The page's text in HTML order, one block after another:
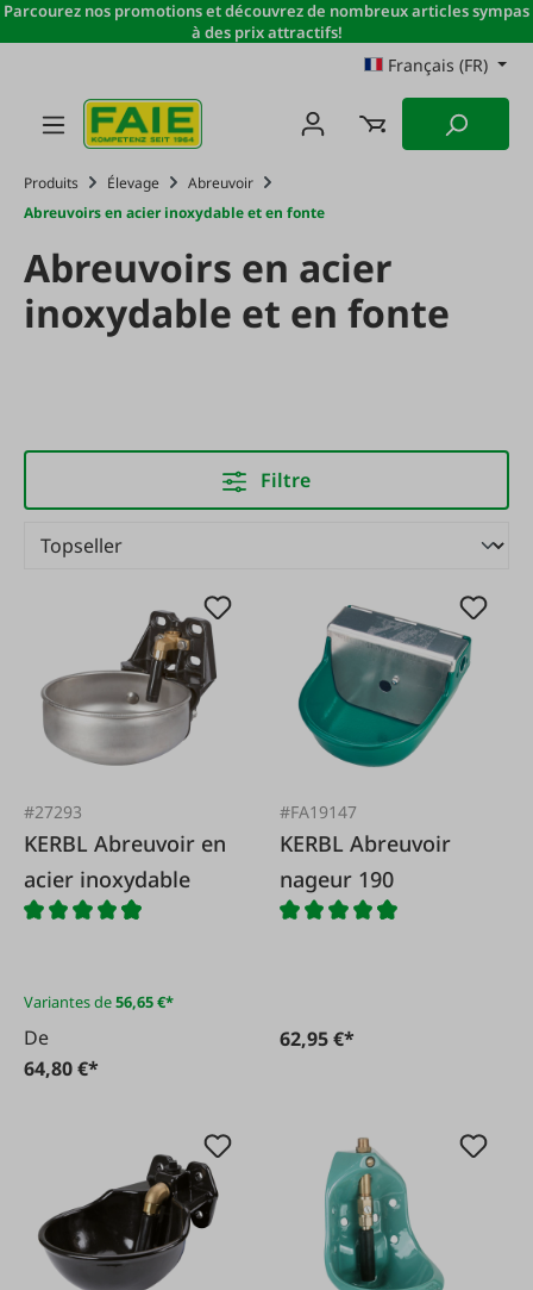
Passer au contenu principal
Parcourez nos promotions et découvrez de nombreux articles sympas
à des prix attractifs!
Français (FR)
Produits Élevage
Abreuvoir
Abreuvoirs en acier inoxydable et en fonte
Abreuvoirs en acier
inoxydable et en fonte
Filtre
#27293
KERBL Abreuvoir en
acier inoxydable
Variantes de56,65 €*
De
64,80 €*
#FA19147
KERBL Abreuvoir
nageur 190
62,95 €*